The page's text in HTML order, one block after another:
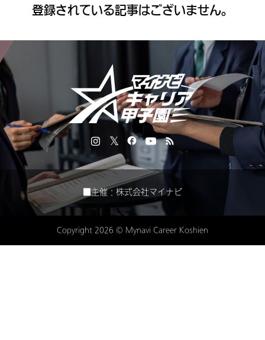
登録されている記事はございません。
■主催：株式会社マイナビ
Copyright 2026 © Mynavi Career Koshien